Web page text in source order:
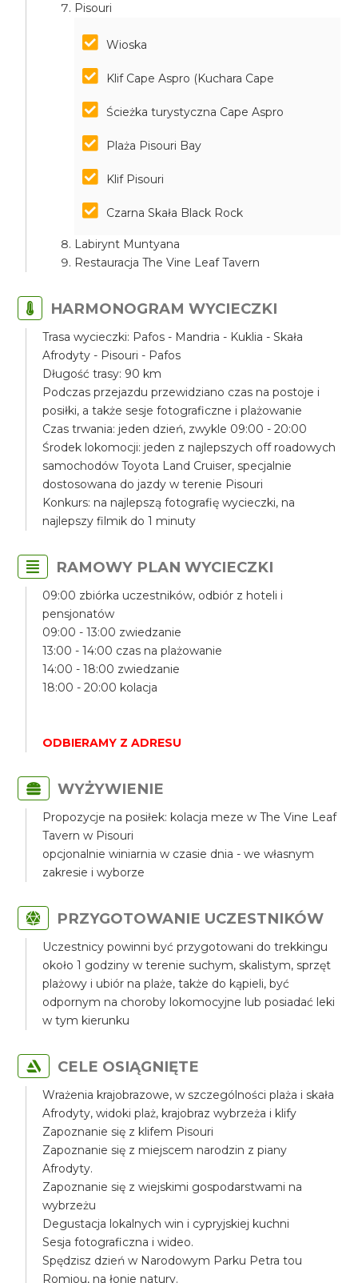
Pisouri
Wioska
Klif Cape Aspro (Kuchara Cape
Ścieżka turystyczna Cape Aspro
Plaża Pisouri Bay
Klif Pisouri
Czarna Skała Black Rock
Labirynt Muntyana
Restauracja The Vine Leaf Tavern
HARMONOGRAM WYCIECZKI
Trasa wycieczki: Pafos - Mandria - Kuklia - Skała
Afrodyty - Pisouri - Pafos
Długość trasy: 90 km
Podczas przejazdu przewidziano czas na postoje i
posiłki, a także sesje fotograficzne i plażowanie
Czas trwania: jeden dzień, zwykle 09:00 - 20:00
Środek lokomocji: jeden z najlepszych off roadowych
samochodów Toyota Land Cruiser, specjalnie
dostosowana do jazdy w terenie Pisouri
Konkurs: na najlepszą fotografię wycieczki, na
najlepszy filmik do 1 minuty
RAMOWY PLAN WYCIECZKI
09:00 zbiórka uczestników, odbiór z hoteli i
pensjonatów
09:00 - 13:00 zwiedzanie
13:00 - 14:00 czas na plażowanie
14:00 - 18:00 zwiedzanie
18:00 - 20:00 kolacja
ODBIERAMY Z ADRESU
WYŻYWIENIE
Propozycje na posiłek: kolacja meze w The Vine Leaf
Tavern w Pisouri
opcjonalnie winiarnia w czasie dnia - we własnym
zakresie i wyborze
PRZYGOTOWANIE UCZESTNIKÓW
Uczestnicy powinni być przygotowani do trekkingu
około 1 godziny w terenie suchym, skalistym, sprzęt
plażowy i ubiór na plaże, także do kąpieli, być
odpornym na choroby lokomocyjne lub posiadać leki
w tym kierunku
CELE OSIĄGNIĘTE
Wrażenia krajobrazowe, w szczególności plaża i skała
Afrodyty, widoki plaż, krajobraz wybrzeża i klify
Zapoznanie się z klifem Pisouri
Zapoznanie się z miejscem narodzin z piany
Afrodyty.
Zapoznanie się z wiejskimi gospodarstwami na
wybrzeżu
Degustacja lokalnych win i cypryjskiej kuchni
Sesja fotograficzna i wideo.
Spędzisz dzień w Narodowym Parku Petra tou
Romiou, na łonie natury.